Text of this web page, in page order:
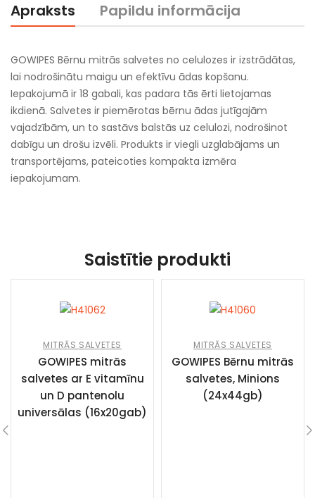
Apraksts Papildu informācija
GOWIPES Bērnu mitrās salvetes no celulozes ir izstrādātas,
lai nodrošinātu maigu un efektīvu ādas kopšanu.
Iepakojumā ir 18 gabali, kas padara tās ērti lietojamas
ikdienā. Salvetes ir piemērotas bērnu ādas jutīgajām
vajadzībām, un to sastāvs balstās uz celulozi, nodrošinot
dabīgu un drošu izvēli. Produkts ir viegli uzglabājams un
transportējams, pateicoties kompakta izmēra
iepakojumam.
Saistītie produkti
MITRĀS SALVETES
GOWIPES mitrās
salvetes ar E vitamīnu
un D pantenolu
universālas (16x20gab)
MITRĀS SALVETES
GOWIPES Bērnu mitrās
salvetes, Minions
(24x44gb)